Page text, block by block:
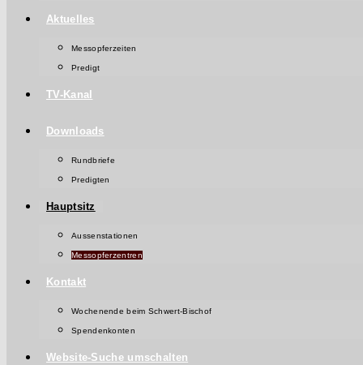
Aktuelles
Messopferzeiten
Predigt
TV-Kanal
Downloads
Rundbriefe
Predigten
Hauptsitz
Aussenstationen
Messopferzentren
Kontakt
Wochenende beim Schwert-Bischof
Spendenkonten
Website-Suche umschalten